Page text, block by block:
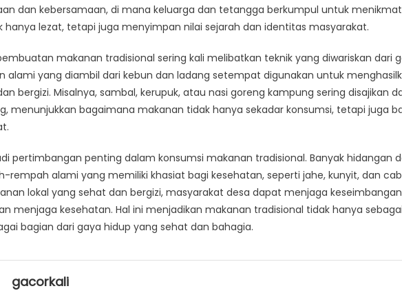
dan kebersamaan, di mana keluarga dan tetangga berkumpul untuk
hanya lezat, tetapi juga menyimpan nilai sejarah dan identitas masyarakat.
makanan tradisional sering kali melibatkan teknik yang diwariskan dari
alami yang diambil dari kebun dan ladang setempat digunakan untuk
bergizi. Misalnya, sambal, kerupuk, atau nasi goreng kampung sering disajikan
menunjukkan bagaimana makanan tidak hanya sekadar konsumsi, tetapi juga
pertimbangan penting dalam konsumsi makanan tradisional. Banyak hidangan
rempah alami yang memiliki khasiat bagi kesehatan, seperti jahe, kunyit, dan
lokal yang sehat dan bergizi, masyarakat desa dapat menjaga
menjaga kesehatan. Hal ini menjadikan makanan tradisional tidak hanya
bagian dari gaya hidup yang sehat dan bahagia.
gacorkali